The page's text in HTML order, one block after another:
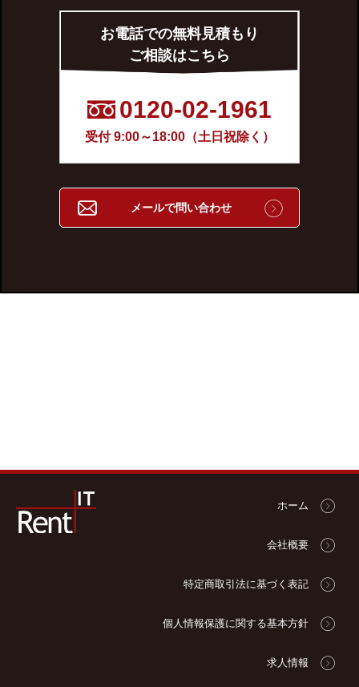
お電話での無料見積もり
ご相談はこちら
0120-02-1961
受付 9:00～18:00（土日祝除く）
メールで問い合わせ
ホーム
会社概要
特定商取引法に基づく表記
個人情報保護に関する基本方針
求人情報